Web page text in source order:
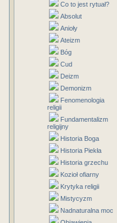
Co to jest rytuał?
Absolut
Anioły
Ateizm
Bóg
Cud
Deizm
Demonizm
Fenomenologia
religii
Fundamentalizm
religijny
Historia Boga
Historia Piekła
Historia grzechu
Kozioł ofiarny
Krytyka religii
Mistycyzm
Nadnaturalna moc